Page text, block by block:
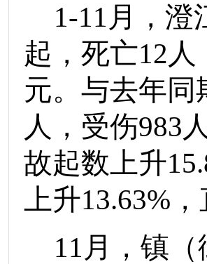
1-11 月
，
起，死亡12人
元。与去年同
人，受伤983
故起数 上升1
上升13.63%
11 月
，镇